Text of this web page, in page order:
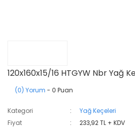
120x160x15/16 HTGYW Nbr Yağ
(0) Yorum - 0 Puan
Kategori
Yağ Keçeleri
Fiyat
233,92 TL + KDV